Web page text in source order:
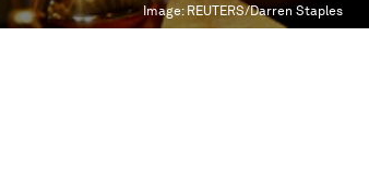
Image:REUTERS/Darren Staples